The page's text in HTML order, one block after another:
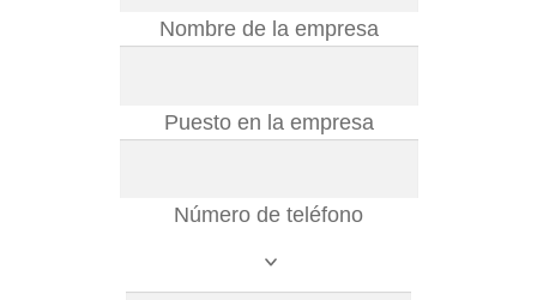
Nombre de la empresa
Puesto en la empresa
Número de teléfono